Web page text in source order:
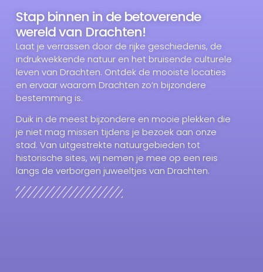
Stap binnen in de betoverende
wereld van Drachten!
Laat je verrassen door de rijke geschiedenis, de
indrukwekkende natuur en het bruisende culturele
leven van Drachten. Ontdek de mooiste locaties
en ervaar waarom Drachten zo’n bijzondere
bestemming is.
Duik in de meest bijzondere en mooie plekken die
je niet mag missen tijdens je bezoek aan onze
stad. Van uitgestrekte natuurgebieden tot
historische sites, wij nemen je mee op een reis
langs de verborgen juweeltjes van Drachten.